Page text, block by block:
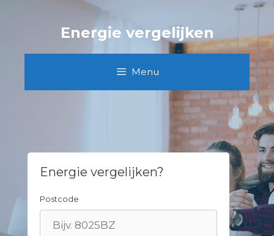
Energie vergelijken
Menu
Energie vergelijken?
Postcode